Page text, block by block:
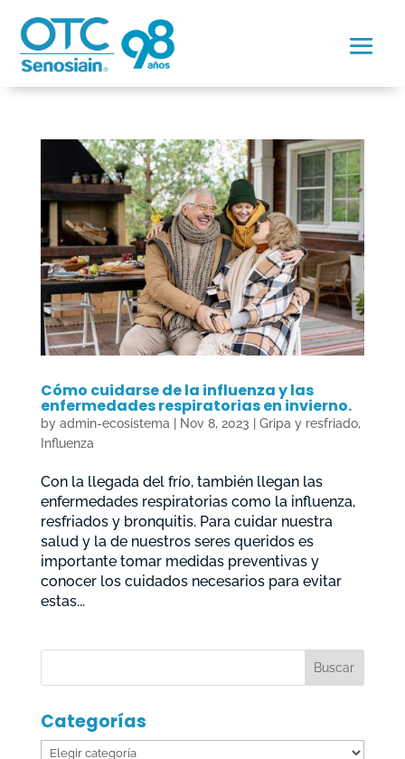
Cómo cuidarse de la influenza y las
enfermedades respiratorias en invierno.
by admin-ecosistema Nov 8, 2023 Gripa y resfriado,
Influenza
Con la llegada del frío, también llegan las
enfermedades respiratorias como la influenza,
resfriados y bronquitis. Para cuidar nuestra
salud y la de nuestros seres queridos es
importante tomar medidas preventivas y
conocer los cuidados necesarios para evitar
estas...
Categorías
Categorías